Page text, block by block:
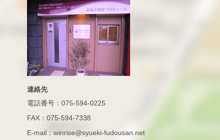
連絡先
電話番号：075-594-0225
FAX：075-594-7338
E-mail：winrise@syueki-fudousan.net